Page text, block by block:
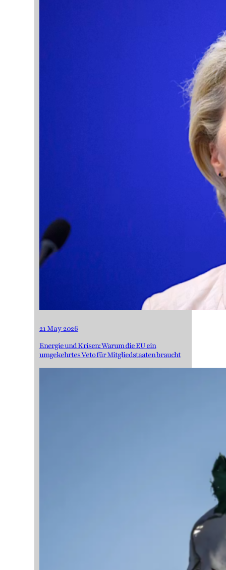
21 May 2026
Energie und Krisen: Warum die EU ein
umgekehrtes Veto für Mitgliedstaaten braucht